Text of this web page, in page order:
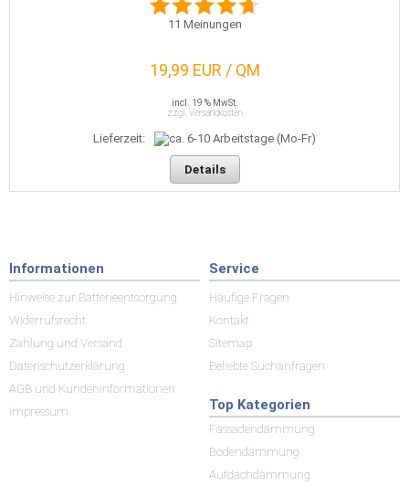
11 Meinungen
19,99 EUR / QM
incl. 19 % MwSt.
zzgl. Versandkosten
Lieferzeit:
Details
Informationen
Hinweise zur Batterieentsorgung
Widerrufsrecht
Zahlung und Versand
Datenschutzerklärung
AGB und Kundeninformationen
Impressum
Service
Häufige Fragen
Kontakt
Sitemap
Beliebte Suchanfragen
Top Kategorien
Fassadendämmung
Bodendämmung
Aufdachdämmung